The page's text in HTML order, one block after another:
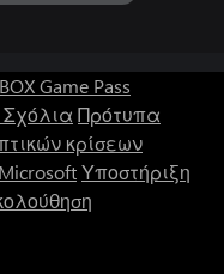
Game Pass
Σχόλια Πρότυπα
κρίσεων
Υποστήριξη